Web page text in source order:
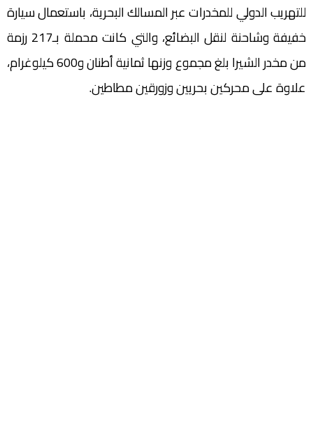
للتهريب الدولي للمخدرات عبر المسالك البحرية، باستعمال سيارة
خفيفة وشاحنة لنقل البضائع، والتي كانت محملة بـ217 رزمة
من مخدر الشيرا بلغ مجموع وزنها ثمانية أطنان و600 كيلوغرام،
علاوة على محركين بحريين وزورقين مطاطين.